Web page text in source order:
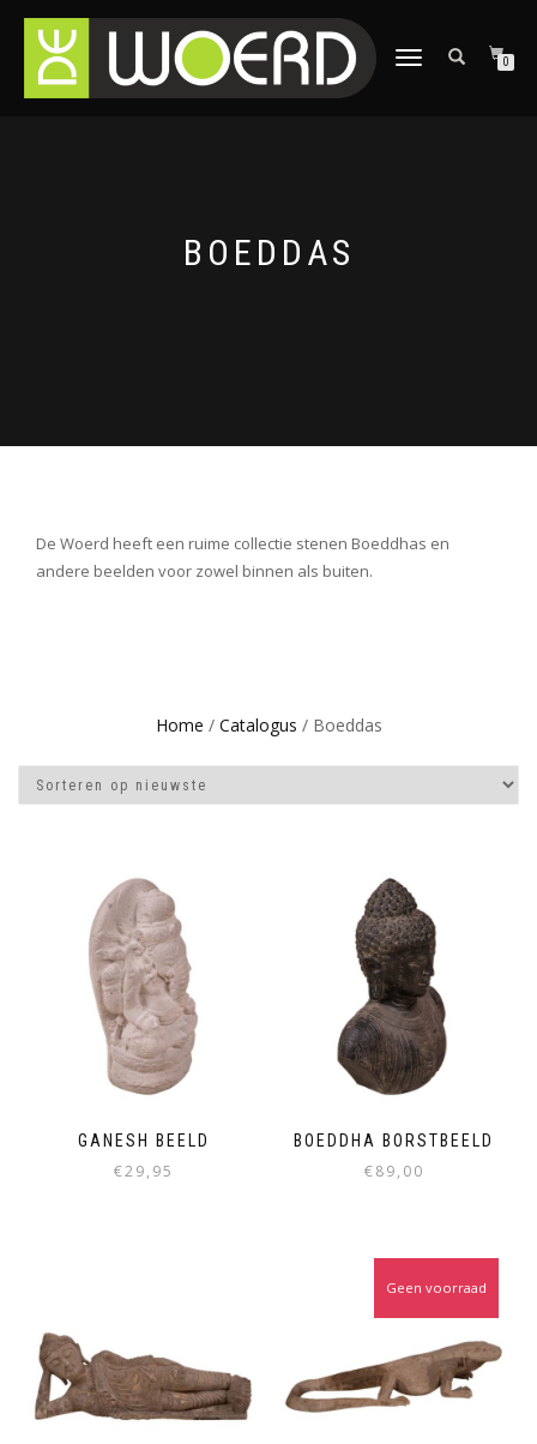
SCHAKEL
0
BOEDDAS
De Woerd heeft een ruime collectie stenen Boeddhas en
andere beelden voor zowel binnen als buiten.
Home / Catalogus / Boeddas
GANESH BEELD
€29,95
BOEDDHA BORSTBEELD
€89,00
Geen voorraad